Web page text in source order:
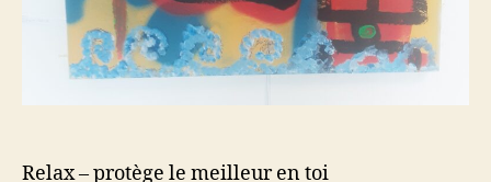
Relax – protège le meilleur en toi